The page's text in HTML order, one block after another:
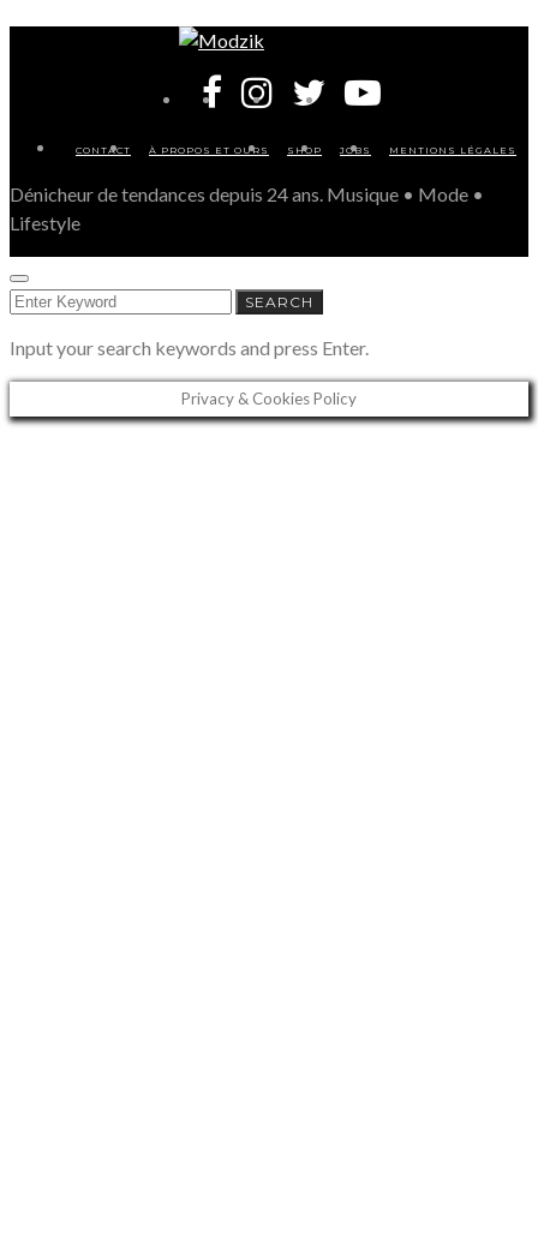
CONTACT À PROPOS ET OURS SHOP JOBS MENTIONS LÉGALES
Dénicheur de tendances depuis 24 ans. Musique • Mode •
Lifestyle
SEARCH
FOR:
SEARCH
Input your search keywords and press Enter.
Privacy & Cookies Policy